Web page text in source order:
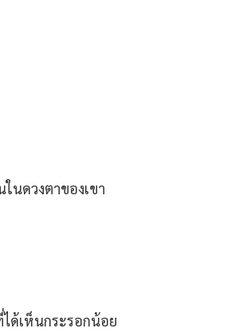
นดวงตาของเขา
ด้เห็นกระรอกน้อย